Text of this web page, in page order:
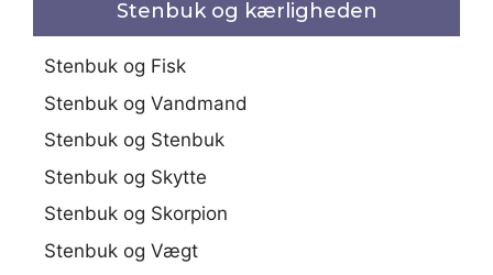
Stenbuk og kærligheden
Stenbuk og Fisk
Stenbuk og Vandmand
Stenbuk og Stenbuk
Stenbuk og Skytte
Stenbuk og Skorpion
Stenbuk og Vægt